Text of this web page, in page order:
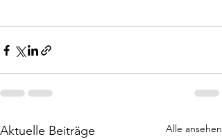
Aktuelle Beiträge Alle ansehen